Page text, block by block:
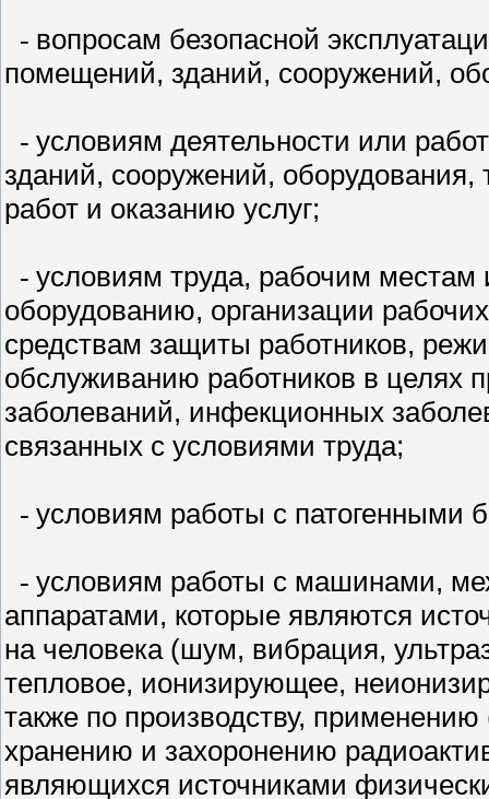
- вопросам безопасной
помещений, зданий, сооружений,
- условиям деятельности или
зданий, сооружений,
работ и оказанию услуг;
- условиям труда, рабочим местам
оборудованию, организации
средствам защиты работников,
обслуживанию работников в целях
заболеваний, инфекционных
связанных с условиями труда;
- условиям работы с патогенными
- условиям работы с машинами,
аппаратами, которые являются
на человека (шум, вибрация,
тепловое, ионизирующее,
также по производству,
хранению и захоронению
являющихся источниками